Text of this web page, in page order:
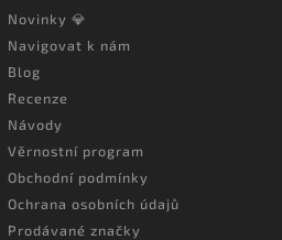
Novinky 💎
Navigovat k nám
Blog
Recenze
Návody
Věrnostní program
Obchodní podmínky
Ochrana osobních údajů
Prodávané značky